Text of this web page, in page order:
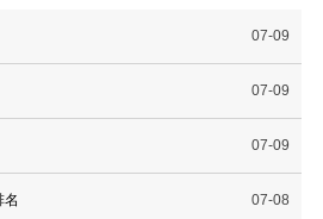
07-09
07-09
07-09
名 07-08